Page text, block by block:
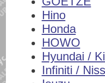
Hino
Honda
HOWO
Hyundai /
Infiniti /